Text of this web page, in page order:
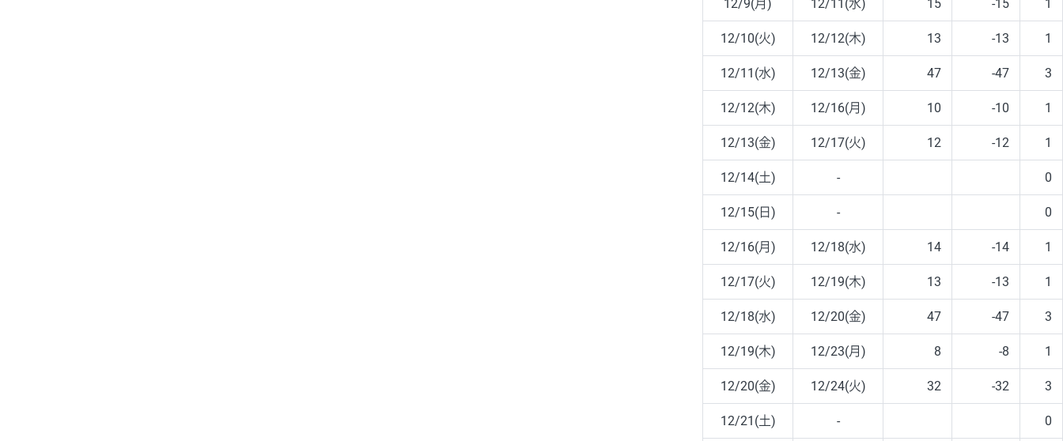
12/9(月) 12/11(水) 15 -15 1
12/10(火) 12/12(木) 13 -13 1
12/11(水) 12/13(金) 47 -47 3
12/12(木) 12/16(月) 10 -10 1
12/13(金) 12/17(火) 12 -12 1
12/14(土) - 0
12/15(日) - 0
12/16(月) 12/18(水) 14 -14 1
12/17(火) 12/19(木) 13 -13 1
12/18(水) 12/20(金) 47 -47 3
12/19(木) 12/23(月) 8 -8 1
12/20(金) 12/24(火) 32 -32 3
12/21(土) - 0